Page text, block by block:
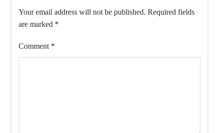
Your email address will not be published. Required fields
are marked *
Comment *